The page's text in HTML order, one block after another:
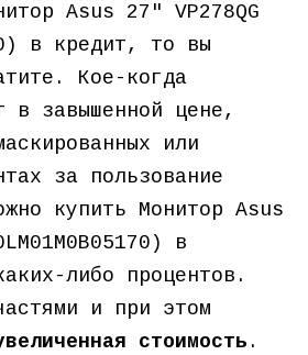
Asus 27″ VP278QG
в кредит, то вы
Кое-когда
в завышенной цене,
или
за пользование
купить Монитор Asus
в
либо процентов.
и при этом
стоимость .